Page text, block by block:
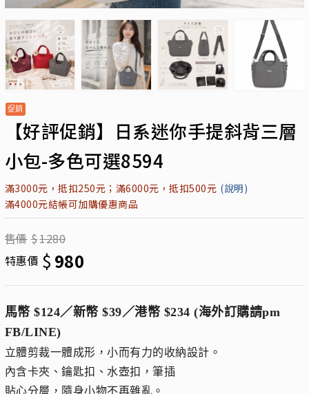
【好評促銷】日系迷你手提斜背三層
小包-多色可選8594
滿3000元，抵扣250元；滿6000元，抵扣500元 (說明)
滿4000元結帳可加購優惠商品
售價 $1280
特惠價 $ 980
馬幣 $124／新幣 $39／港幣 $234 (海外訂購請pm
FB/LINE)
立體剪裁一體成形，小而有力的收納設計。
內含卡夾、鑰匙扣、水壺扣，筆插
貼心分層，隨身小物不再雜亂。